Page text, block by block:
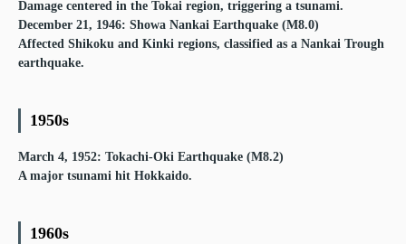
Damage centered in the Tokai region, triggering a tsunami.
December 21, 1946: Showa Nankai Earthquake (M8.0)
Affected Shikoku and Kinki regions, classified as a Nankai Trough
earthquake.
1950s
March 4, 1952: Tokachi-Oki Earthquake (M8.2)
A major tsunami hit Hokkaido.
1960s